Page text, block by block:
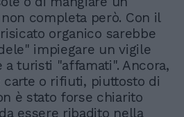
completa però. Con il
organico sarebbe
impiegare un vigile
turisti "affamati". Ancora,
carte o rifiuti, piuttosto di
è stato forse chiarito
essere ribadito nella